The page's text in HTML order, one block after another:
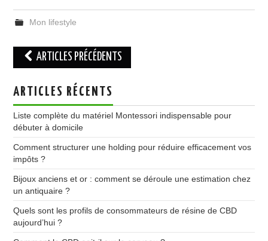
Mon lifestyle
Navigation
des
articles
ARTICLES PRÉCÉDENTS
ARTICLES RÉCENTS
Liste complète du matériel Montessori indispensable pour
débuter à domicile
Comment structurer une holding pour réduire efficacement vos
impôts ?
Bijoux anciens et or : comment se déroule une estimation chez
un antiquaire ?
Quels sont les profils de consommateurs de résine de CBD
aujourd’hui ?